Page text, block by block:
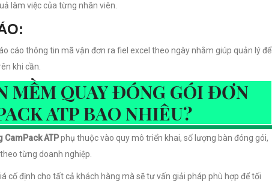
làm việc của từng nhân viên.
cáo thông tin mã vận đơn ra fiel excel theo ngày nhằm giúp quản lý để
khi cần.
MỀM QUAY ĐÓNG GÓI ĐƠN
ATP BAO NHIÊU?
CamPack ATPphụ thuộc vào quy mô triển khai, số lượng bàn đóng gói,
từng doanh nghiệp.
cố định cho tất cả khách hàng mà sẽ tư vấn giải pháp phù hợp để tối